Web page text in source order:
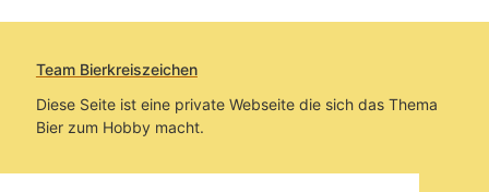
Team Bierkreiszeichen
Diese Seite ist eine private Webseite die sich das Thema
Bier zum Hobby macht.